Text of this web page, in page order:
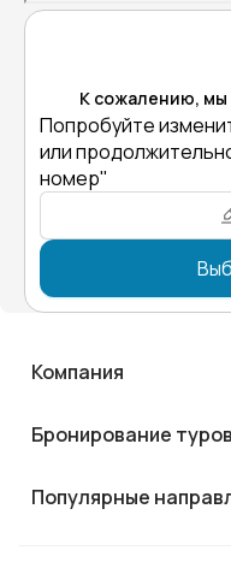
К сожалению, мы
Попробуйте
или
номер"
Компания
Бронирование
Популярные